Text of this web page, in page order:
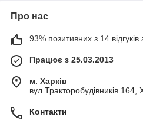
Про нас
93% позитивних з 14 відгуків
Працює з 25.03.2013
м. Харків
вул.Тракторобудівників 164,
Контакти